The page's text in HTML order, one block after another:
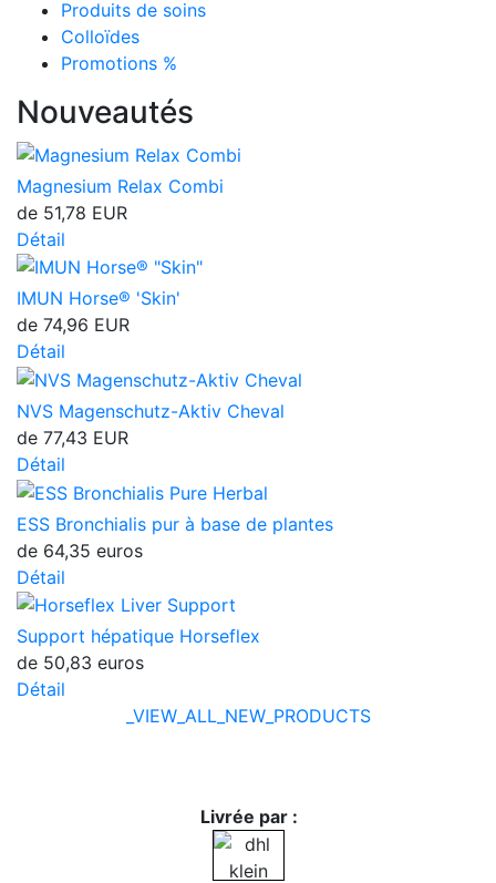
Produits de soins
Colloïdes
Promotions %
Nouveautés
Magnesium Relax Combi
de 51,78 EUR
Détail
IMUN Horse® 'Skin'
de 74,96 EUR
Détail
NVS Magenschutz-Aktiv Cheval
de 77,43 EUR
Détail
ESS Bronchialis pur à base de plantes
de 64,35 euros
Détail
Support hépatique Horseflex
de 50,83 euros
Détail
_VIEW_ALL_NEW_PRODUCTS
Livrée par :